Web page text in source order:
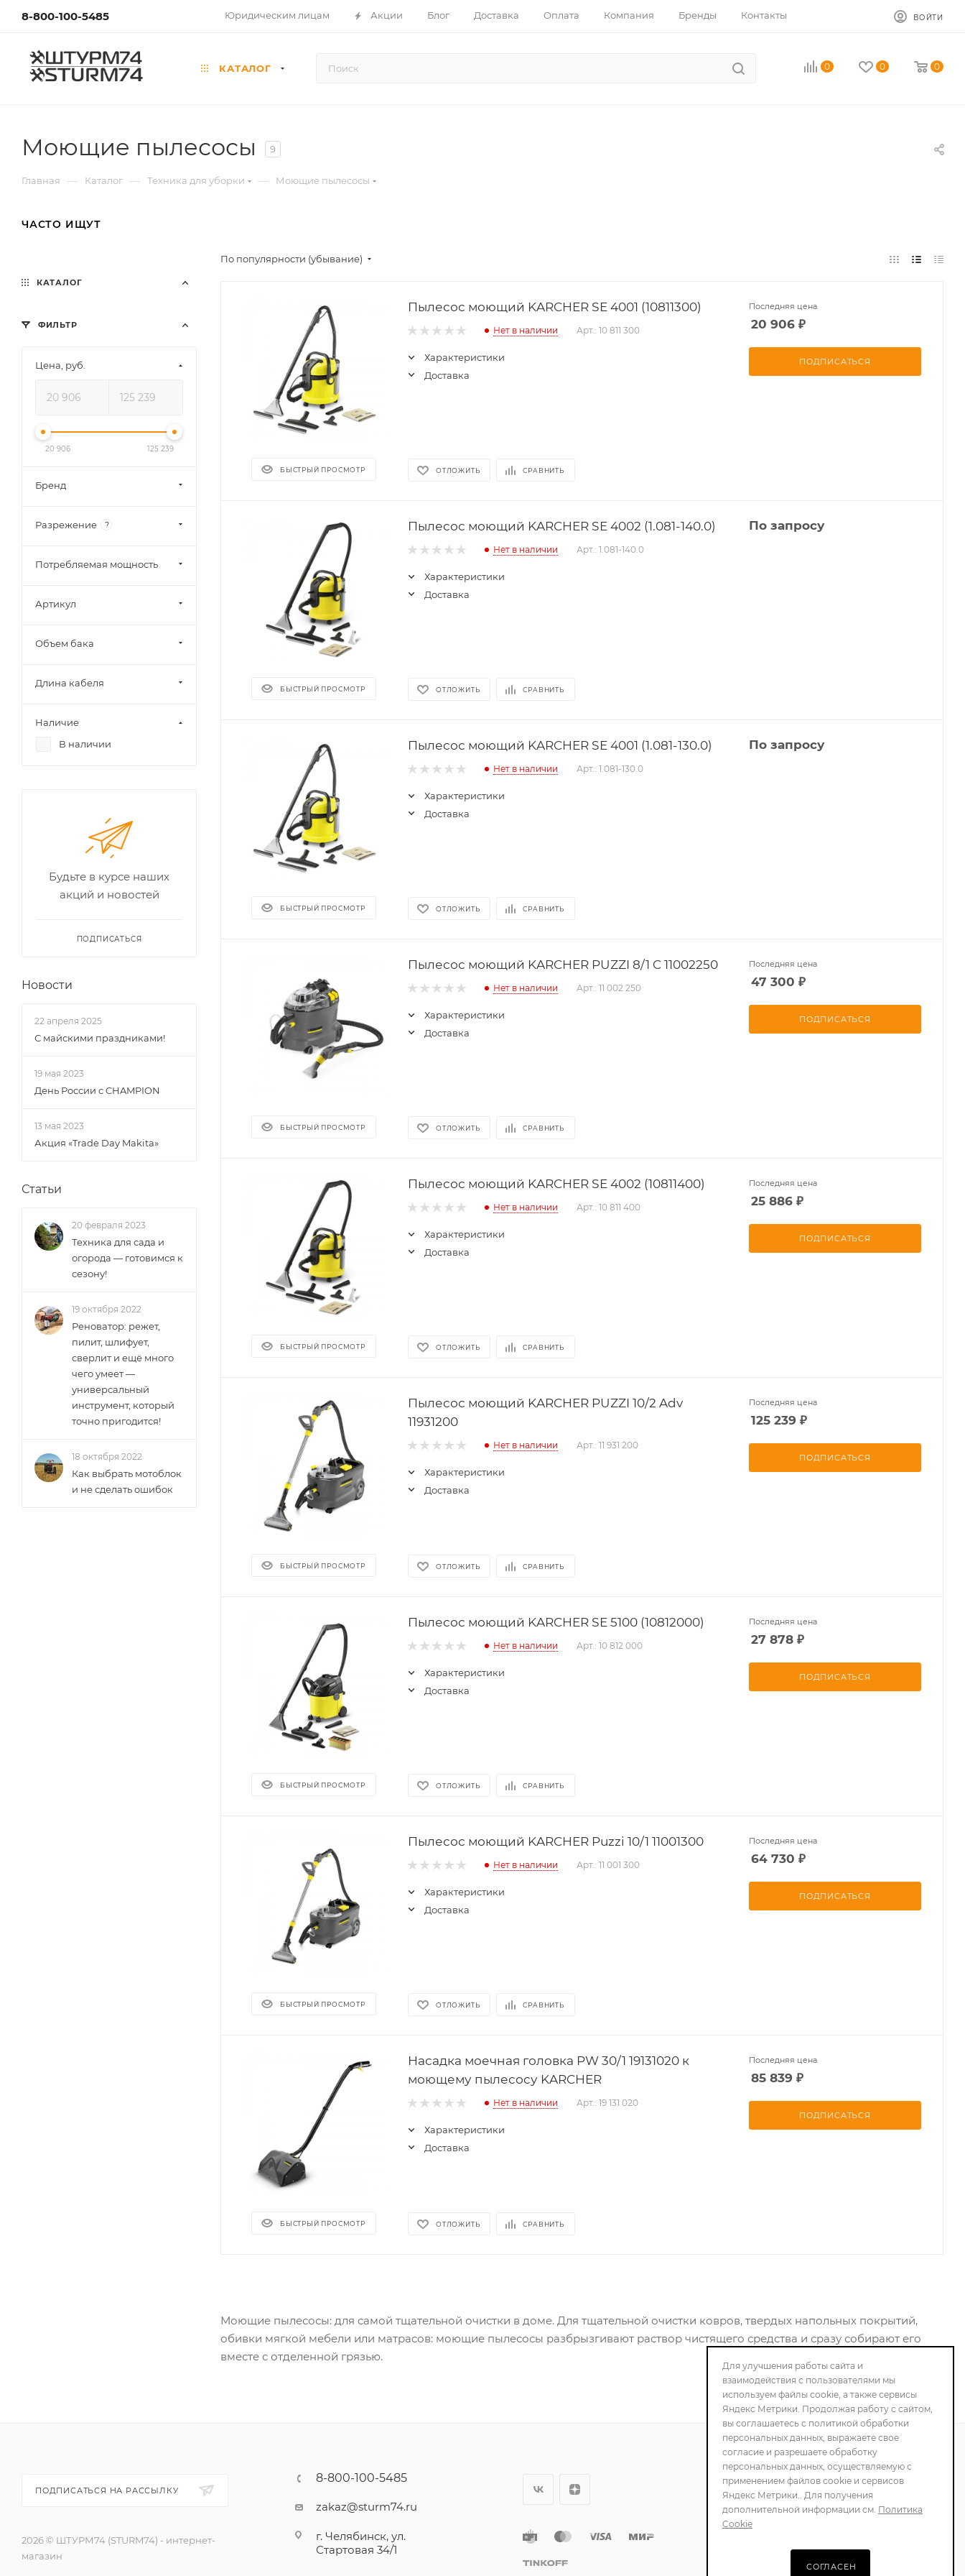
8-800-100-5485 Юридическим лицам Акции Блог Доставка Оплата Компания Бренды Контакты ВОЙТИ
КАТАЛОГ 0 0 0
Моющие пылесосы 9
Главная — Каталог — Техника для уборки — Моющие пылесосы
ЧАСТО ИЩУТ
По популярности (убывание)
БЫСТРЫЙ ПРОСМОТР
Пылесос моющий KARCHER SE 4001 (10811300)
Нет в наличии Арт.: 10 811 300
Характеристики
Доставка
ОТЛОЖИТЬ СРАВНИТЬ
Последняя цена
20 906 ₽
ПОДПИСАТЬСЯ
БЫСТРЫЙ ПРОСМОТР
Пылесос моющий KARCHER SE 4002 (1.081-140.0)
Нет в наличии Арт.: 1.081-140.0
Характеристики
Доставка
ОТЛОЖИТЬ СРАВНИТЬ
По запросу
БЫСТРЫЙ ПРОСМОТР
Пылесос моющий KARCHER SE 4001 (1.081-130.0)
Нет в наличии Арт.: 1.081-130.0
Характеристики
Доставка
ОТЛОЖИТЬ СРАВНИТЬ
По запросу
БЫСТРЫЙ ПРОСМОТР
Пылесос моющий KARCHER PUZZI 8/1 C 11002250
Нет в наличии Арт.: 11 002 250
Характеристики
Доставка
ОТЛОЖИТЬ СРАВНИТЬ
Последняя цена
47 300 ₽
ПОДПИСАТЬСЯ
БЫСТРЫЙ ПРОСМОТР
Пылесос моющий KARCHER SE 4002 (10811400)
Нет в наличии Арт.: 10 811 400
Характеристики
Доставка
ОТЛОЖИТЬ СРАВНИТЬ
Последняя цена
25 886 ₽
ПОДПИСАТЬСЯ
БЫСТРЫЙ ПРОСМОТР
Пылесос моющий KARCHER PUZZI 10/2 Adv
11931200
Нет в наличии Арт.: 11 931 200
Характеристики
Доставка
ОТЛОЖИТЬ СРАВНИТЬ
Последняя цена
125 239 ₽
ПОДПИСАТЬСЯ
БЫСТРЫЙ ПРОСМОТР
Пылесос моющий KARCHER SE 5100 (10812000)
Нет в наличии Арт.: 10 812 000
Характеристики
Доставка
ОТЛОЖИТЬ СРАВНИТЬ
Последняя цена
27 878 ₽
ПОДПИСАТЬСЯ
БЫСТРЫЙ ПРОСМОТР
Пылесос моющий KARCHER Puzzi 10/1 11001300
Нет в наличии Арт.: 11 001 300
Характеристики
Доставка
ОТЛОЖИТЬ СРАВНИТЬ
Последняя цена
64 730 ₽
ПОДПИСАТЬСЯ
БЫСТРЫЙ ПРОСМОТР
Насадка моечная головка PW 30/1 19131020 к
моющему пылесосу KARCHER
Нет в наличии Арт.: 19 131 020
Характеристики
Доставка
ОТЛОЖИТЬ СРАВНИТЬ
Последняя цена
85 839 ₽
ПОДПИСАТЬСЯ
Моющие пылесосы: для самой тщательной очистки в доме. Для тщательной очистки ковров, твердых напольных покрытий,
обивки мягкой мебели или матрасов: моющие пылесосы разбрызгивают раствор чистящего средства и сразу собирают его
вместе с отделенной грязью.
КАТАЛОГ
ФИЛЬТР
Цена, руб.
20 906 125 239
Бренд
Разрежение ?
Потребляемая мощность
Артикул
Объем бака
Длина кабеля
Наличие
В наличии
Будьте в курсе наших
акций и новостей
ПОДПИСАТЬСЯ
Новости
22 апреля 2025
С майскими праздниками!
19 мая 2023
День России с CHAMPION
13 мая 2023
Акция «Trade Day Makita»
Статьи
20 февраля 2023
Техника для сада и
огорода — готовимся к
сезону!
19 октября 2022
Реноватор: режет,
пилит, шлифует,
сверлит и ещё много
чего умеет —
универсальный
инструмент, который
точно пригодится!
18 октября 2022
Как выбрать мотоблок
и не сделать ошибок
ПОДПИСАТЬСЯ НА РАССЫЛКУ
2026 © ШТУРМ74 (STURM74) - интернет-
магазин
8-800-100-5485
zakaz@sturm74.ru
г. Челябинск, ул.
Стартовая 34/1
ПОЛИТИКА
КОНФИДЕНЦИАЛЬНОСТИ
Для улучшения работы сайта и
взаимодействия с пользователями мы
используем файлы cookie, а также сервисы
Яндекс Метрики. Продолжая работу с сайтом,
вы соглашаетесь с политикой обработки
персональных данных, выражаете свое
согласие и разрешаете обработку
персональных данных, осуществляемую с
применением файлов cookie и сервисов
Яндекс Метрики.. Для получения
дополнительной информации см. Политика
Cookie
СОГЛАСЕН